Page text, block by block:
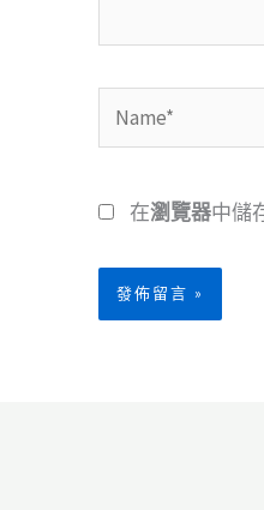
Name*
在瀏覽器中儲